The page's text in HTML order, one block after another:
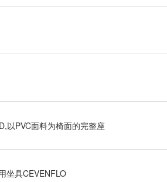
以PVC面料为椅面的完整座
坐具CEVENFLO